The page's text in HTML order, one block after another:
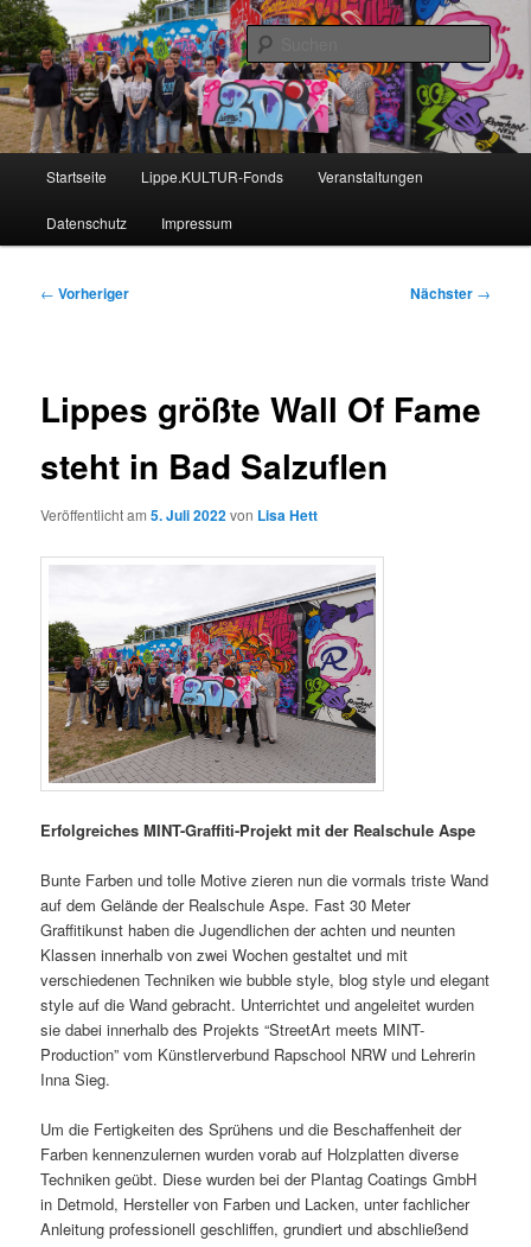
Zum
primären
Inhalt
springenLippe Bildungsticker
Nachrichten aus dem regionalen Bildungsnetzwerk des Kreises Lippe
Startseite Lippe.KULTUR-Fonds Veranstaltungen
Datenschutz Impressum
Beitragsnavigation
← Vorheriger Nächster →
Lippes größte Wall Of Fame
steht in Bad Salzuflen
Veröffentlicht am5. Juli 2022von Lisa Hett
Erfolgreiches MINT-Graffiti-Projekt mit der Realschule Aspe
Bunte Farben und tolle Motive zieren nun die vormals triste Wand
auf dem Gelände der Realschule Aspe. Fast 30 Meter
Graffitikunst haben die Jugendlichen der achten und neunten
Klassen innerhalb von zwei Wochen gestaltet und mit
verschiedenen Techniken wie bubble style, blog style und elegant
style auf die Wand gebracht. Unterrichtet und angeleitet wurden
sie dabei innerhalb des Projekts “StreetArt meets MINT-
Production” vom Künstlerverbund Rapschool NRW und Lehrerin
Inna Sieg.
Um die Fertigkeiten des Sprühens und die Beschaffenheit der
Farben kennenzulernen wurden vorab auf Holzplatten diverse
Techniken geübt. Diese wurden bei der Plantag Coatings GmbH
in Detmold, Hersteller von Farben und Lacken, unter fachlicher
Anleitung professionell geschliffen, grundiert und abschließend